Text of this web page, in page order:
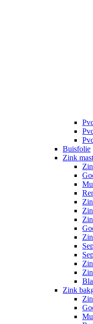
Buisfolie
Zink
Zink